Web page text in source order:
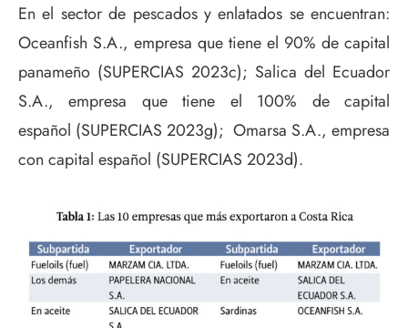
En el sector de pescados y enlatados se encuentran:
Oceanfish S.A., empresa que tiene el 90% de capital
panameño (SUPERCIAS 2023c); Salica del Ecuador
S.A., empresa que tiene el 100% de capital
español (SUPERCIAS 2023g); Omarsa S.A., empresa
con capital español (SUPERCIAS 2023d).